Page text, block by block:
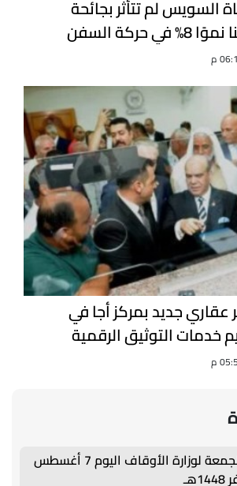
السويس لم تتأثر بجائحة
السفن
عقاري جديد بمركز أجا في
خدمات التوثيق الرقمية
ملخص خطبة الجمعة لوزارة الأوقاف اليوم 7 أغسطس